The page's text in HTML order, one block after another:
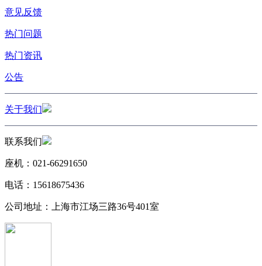
意见反馈
热门问题
热门资讯
公告
关于我们
联系我们
座机：021-66291650
电话：15618675436
公司地址：上海市江场三路36号401室